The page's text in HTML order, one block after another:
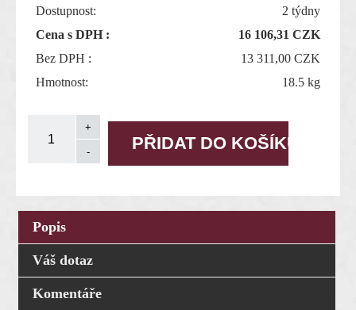
Dostupnost:
2 týdny
Cena s DPH :
16 106,31 CZK
Bez DPH :
13 311,00 CZK
Hmotnost:
18.5 kg
Popis
Váš dotaz
Komentáře